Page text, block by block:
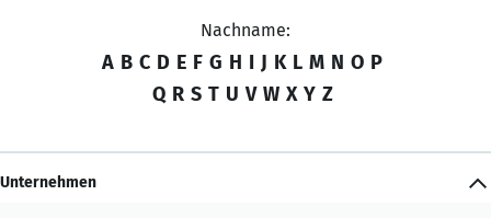
Nachname:
A B C D E F G H I J K L M N O P
Q R S T U V W X Y Z
Unternehmen